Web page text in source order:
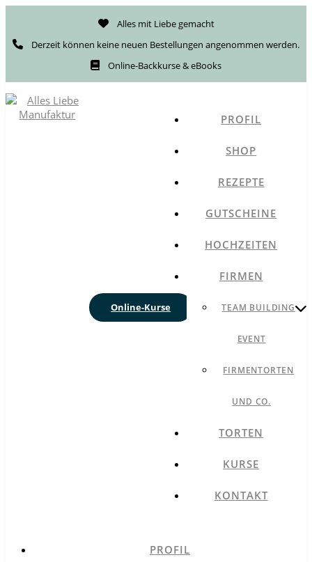
Alles mit Liebe gemacht
Derzeit können keine neuen Bestellungen angenommen werden.
Online-Backkurse & eBooks
Online-Kurse
PROFIL
SHOP
REZEPTE
GUTSCHEINE
HOCHZEITEN
FIRMEN
TEAM BUILDING
EVENT
FIRMENTORTEN
UND CO.
TORTEN
KURSE
KONTAKT
PROFIL